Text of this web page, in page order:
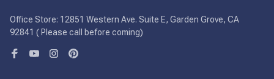
Office Store: 12851 Western Ave. Suite E, Garden Grove, CA
92841 ( Please call before coming)